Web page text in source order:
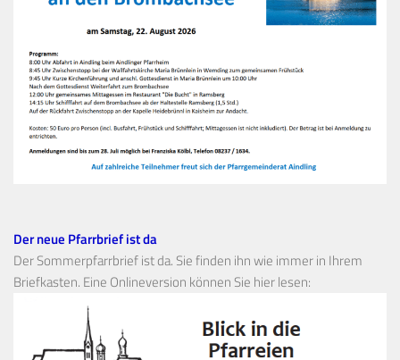
Der neue Pfarrbrief ist da
Der Sommerpfarrbrief ist da. Sie finden ihn wie immer in Ihrem
Briefkasten. Eine Onlineversion können Sie hier lesen: